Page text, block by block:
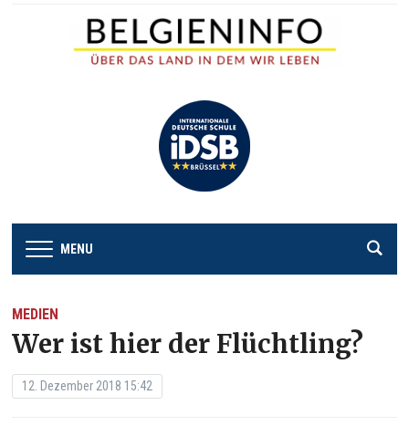
MENU
MEDIEN
Wer ist hier der Flüchtling?
12. Dezember 2018 15:42